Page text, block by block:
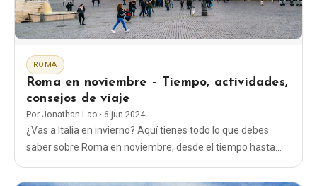
ROMA
Roma en noviembre – Tiempo, actividades,
consejos de viaje
Por Jonathan Lao · 6 jun 2024
¿Vas a Italia en invierno? Aquí tienes todo lo que debes
saber sobre Roma en noviembre, desde el tiempo hasta